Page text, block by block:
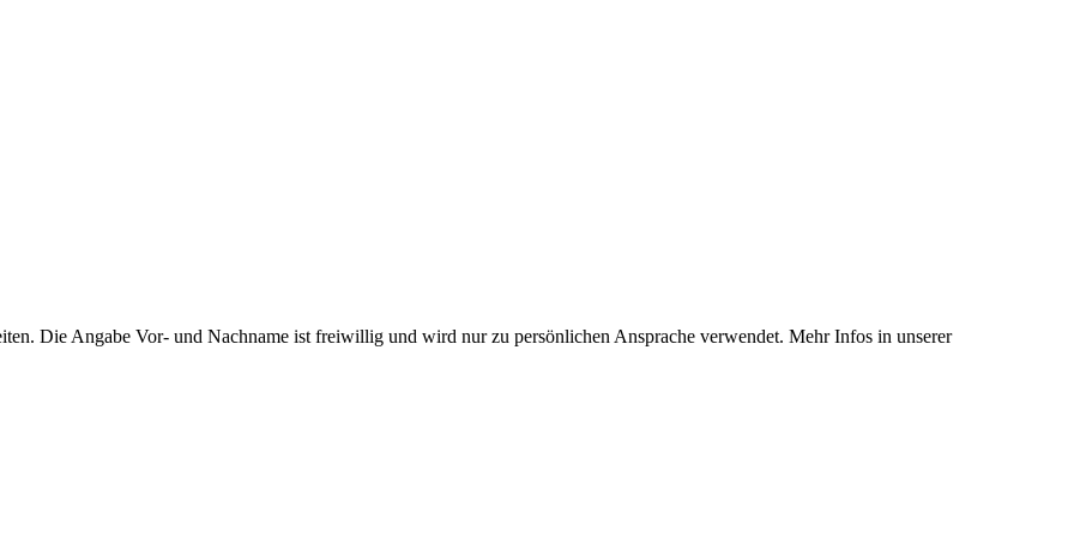
Die Angabe Vor- und Nachname ist freiwillig und wird nur zu persönlichen Ansprache verwendet. Mehr Infos in unserer